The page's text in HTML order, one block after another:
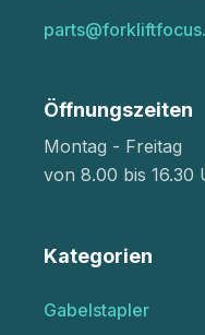
Öffnungszeiten
Montag - Freitag
von 8.00 bis 16.30
Kategorien
Gabelstapler